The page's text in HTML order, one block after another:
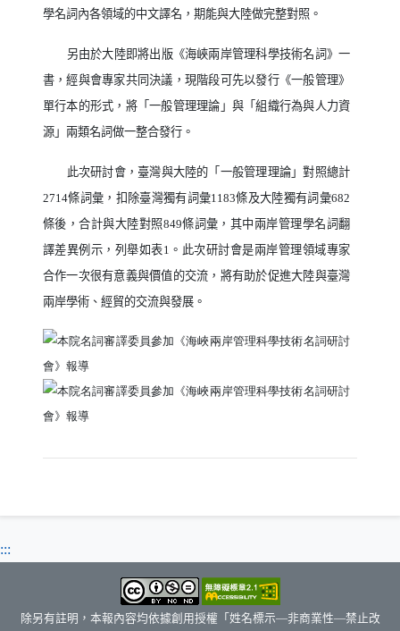
學名詞內各領域的中文譯名，期能與大陸做完整對照。
另由於大陸即將出版《海峽兩岸管理科學技術名詞》一
書，經與會專家共同決議，現階段可先以發行《一般管理》
單行本的形式，將「一般管理理論」與「組織行為與人力資
源」兩類名詞做一整合發行。
此次研討會，臺灣與大陸的「一般管理理論」對照總計
2714條詞彙，扣除臺灣獨有詞彙1183條及大陸獨有詞彙682
條後，合計與大陸對照849條詞彙，其中兩岸管理學名詞翻
譯差異例示，列舉如表1 。此次研討會是兩岸管理領域專家
合作一次很有意義與價值的交流，將有助於促進大陸與臺灣
兩岸學術、經貿的交流與發展。
:::
除另有註明，本報內容均依據創用授權「姓名標示—非商業性—禁止改